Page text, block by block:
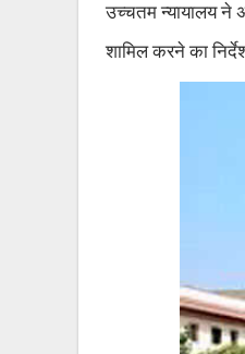
उच्चतम न्यायालय ने
शामिल करने का